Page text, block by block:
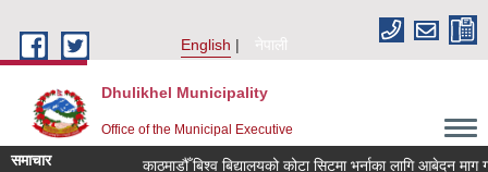
English
नेपाली
Dhulikhel Municipality
Office of the Municipal Executive
समाचार काठमाडौँ बिश्व बिद्यालयको कोटा सिटमा भर्नाका लागि आबेदन